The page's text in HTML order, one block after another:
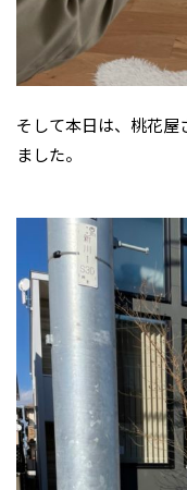
そして本日は、桃花屋
ました。